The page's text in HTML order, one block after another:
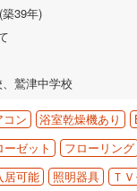
39年)
鷲津中学校
コン 浴室乾燥機あり
ーゼット フローリング
居可能 照明器具
Ｔ